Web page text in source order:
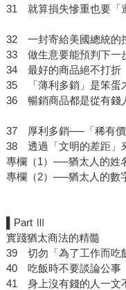
31 就算損失慘重也要「
32 一封寄給美國總統的
33 做生意要能預判下一
34 最好的商品絕不打折
35 「薄利多銷」是笨蛋
36 暢銷商品都是從有錢
37 厚利多銷──「稀有價
38 透過「文明的差距」
專欄（1）──猶太人的姓
專欄（2）──猶太人的數
▌Part Ⅲ
實踐猶太商法的精髓
39 切勿「為了工作而吃
40 吃飯時不要談論公事
41 身上沒有錢的人一文